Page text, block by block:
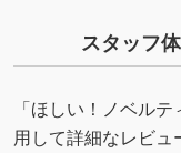
スタッフ
「ほしい！ノベル
用して詳細なレビュ